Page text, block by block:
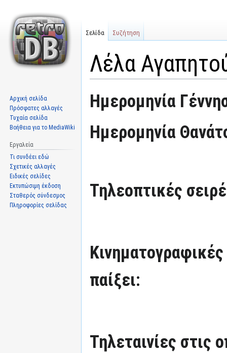
Λέλα
Μετάβαση
στην
Πήδηση
στην
Ημερομηνία
Ημερομηνία
Τηλεοπτικές
Κινηματογραφικές
παίξει:
Τηλεταινίες στις
Σελίδα Συζήτηση
Αρχική σελίδα
Πρόσφατες αλλαγές
Τυχαία σελίδα
Βοήθεια για το MediaWiki
Εργαλεία
Τι συνδέει εδώ
Σχετικές αλλαγές
Ειδικές σελίδες
Εκτυπώσιμη έκδοση
Σταθερός σύνδεσμος
Πληροφορίες σελίδας